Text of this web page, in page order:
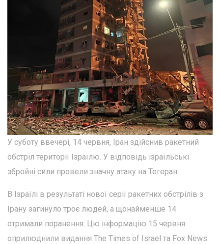
У суботу ввечері, 14 червня, Іран здійснив ракетний
обстріл території Ізраїлю. У відповідь ізраїльські
збройні сили провели значну атаку на Тегеран.
В Ізраїлі в результаті нової серії ракетних обстрілів з
Ірану загинуло троє людей, а щонайменше 14
отримали поранення. Цю інформацію 15 червня
оприлюднили видання The Times of Israel та Fox News.